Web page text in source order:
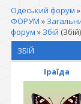
Одеський форум »
ФОРУМ »
форум » Збій (Збій)
ЗБІЙ
Іраїда